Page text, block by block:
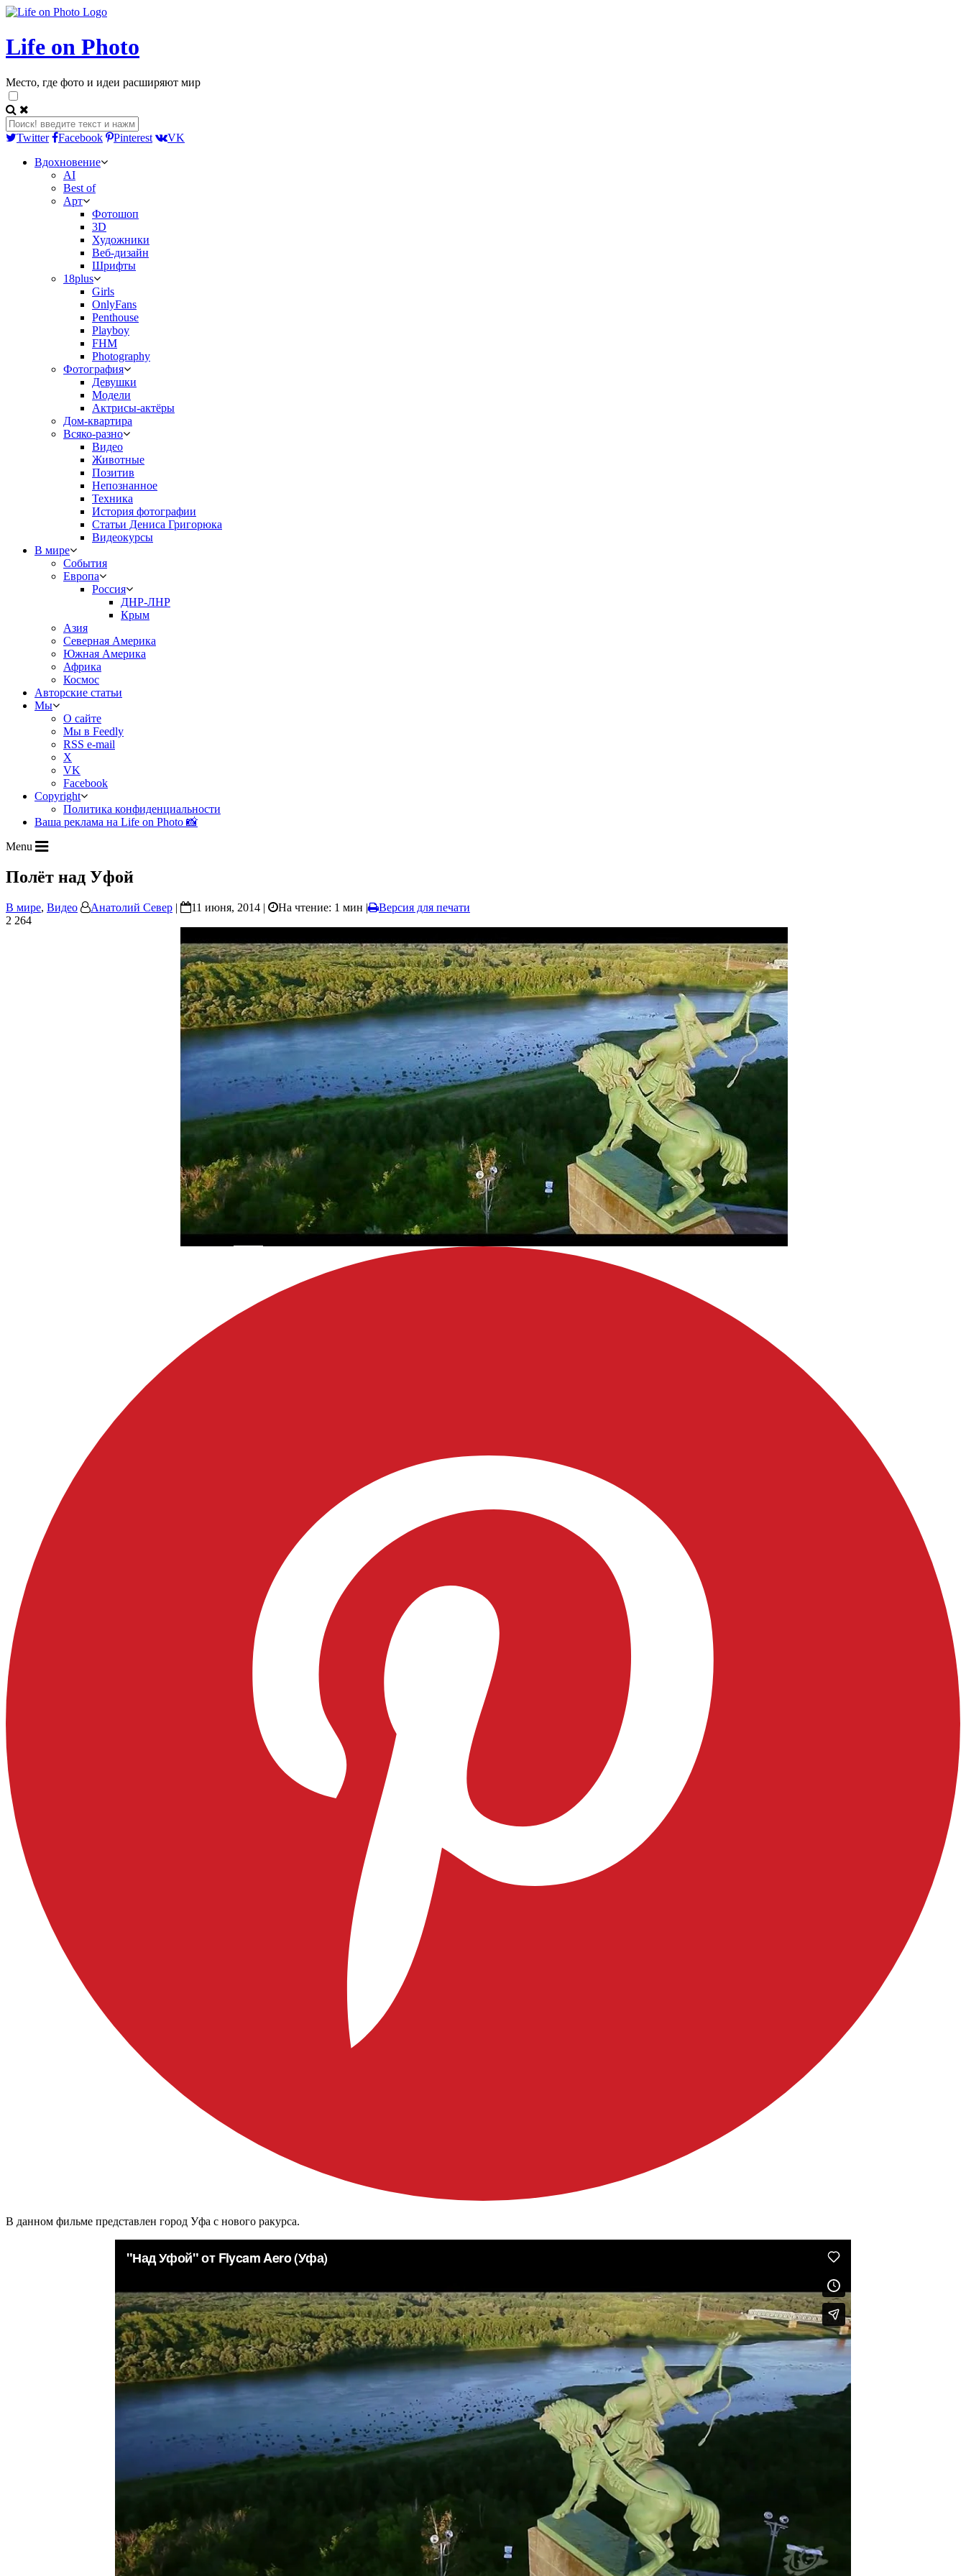
Life on Photo
Место, где фото и идеи расширяют мир
Twitter Facebook Pinterest
VK
Вдохновение
AI
Best of
Арт
Фотошоп
3D
Художники
Веб-дизайн
Шрифты
18plus
Girls
OnlyFans
Penthouse
Playboy
FHM
Photography
Фотография
Девушки
Модели
Актрисы-актёры
Дом-квартира
Всяко-разно
Видео
Животные
Позитив
Непознанное
Техника
История фотографии
Статьи Дениса Григорюка
Видеокурсы
В мире
События
Европа
Россия
ДНР-ЛНР
Крым
Азия
Северная Америка
Южная Америка
Африка
Космос
Авторские статьи
Мы
О сайте
Мы в Feedly
RSS e-mail
X
VK
Facebook
Copyright
Политика конфиденциальности
Ваша реклама на Life on Photo 📸
Menu
Полёт над Уфой
В мире, Видео Анатолий Север | 11 июня, 2014 | На чтение: 1 мин |
Версия для печати
2 264
В данном фильме представлен город Уфа с нового ракурса.